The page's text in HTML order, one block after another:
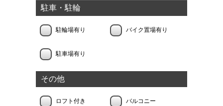
駐車・駐輪
駐輪場有り バイク置場有り
駐車場有り
その他
ロフト付き バルコニー